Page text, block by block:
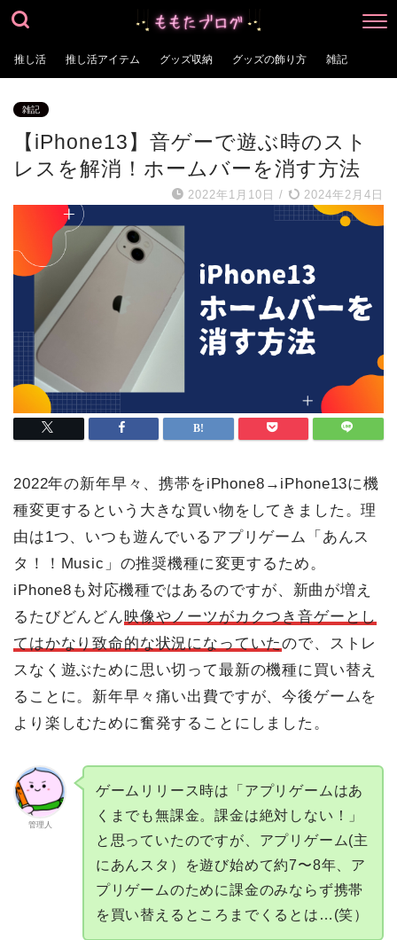
推し活 推し活アイテム グッズ収納 グッズの飾り方 雑記
雑記
【iPhone13】音ゲーで遊ぶ時のスト
レスを解消！ホームバーを消す方法
2022年1月10日 / 2024年2月4日
2022年の新年早々、携帯をiPhone8→iPhone13に機
種変更するという大きな買い物をしてきました。理
由は1つ、 いつも遊んでいるアプリゲーム「あんス
タ！！Music」の推奨機種に変更するため。
iPhone8も対応機種ではあるのですが、新曲が増え
るたびどんどん映像やノーツがカクつき音ゲーとし
てはかなり致命的な状況になっていたので、ストレ
スなく遊ぶために思い切って最新の機種に買い替え
ることに。新年早々痛い出費ですが、今後ゲームを
より楽しむために奮発することにしました。
管理人
ゲームリリース時は「アプリゲームはあ
くまでも無課金。課金は絶対しない！」
と思っていたのですが、アプリゲーム(主
にあんスタ）を遊び始めて約7〜8年、ア
プリゲームのために課金のみならず携帯
を買い替えるところまでくるとは…(笑）